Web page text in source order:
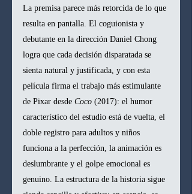
La premisa parece más retorcida de lo que
resulta en pantalla. El coguionista y
debutante en la dirección Daniel Chong
logra que cada decisión disparatada se
sienta natural y justificada, y con esta
película firma el trabajo más estimulante
de Pixar desde Coco (2017): el humor
característico del estudio está de vuelta, el
doble registro para adultos y niños
funciona a la perfección, la animación es
deslumbrante y el golpe emocional es
genuino. La estructura de la historia sigue